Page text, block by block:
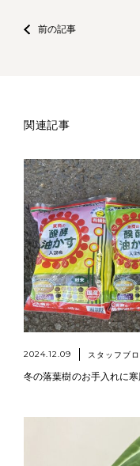
前の記事
関連記事
2024.12.09 スタッフブ
冬の落葉樹のお手入れに